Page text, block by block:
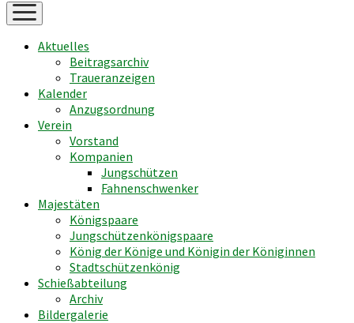
Menü
öffnen
Aktuelles
Beitragsarchiv
Traueranzeigen
Kalender
Anzugsordnung
Verein
Vorstand
Kompanien
Jungschützen
Fahnenschwenker
Majestäten
Königspaare
Jungschützenkönigspaare
König der Könige und Königin der Königinnen
Stadtschützenkönig
Schießabteilung
Archiv
Bildergalerie